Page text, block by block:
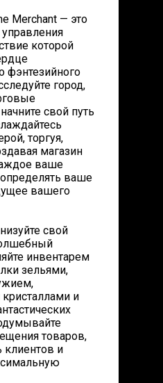
Merchant — это
которой
фэнтезийного
город,
свой путь
торгуя,
магазин
ваше
ваше
вашего
свой
инвентарем
зельями,
и
товаров,
клиентов и